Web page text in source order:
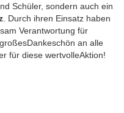
Schüler, sondern auch ein
. Durch ihren Einsatz haben
Verantwortung für
an alle
für diese wertvolleAktion!